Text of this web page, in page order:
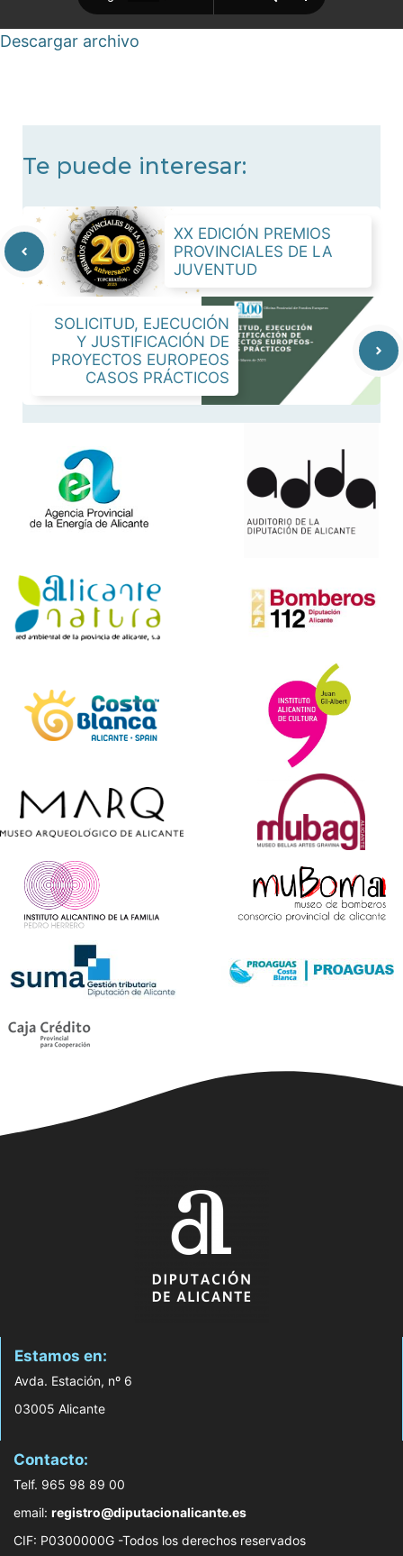
Descargar archivo
Te puede interesar:
XX EDICIÓN PREMIOS
PROVINCIALES DE LA
JUVENTUD
SOLICITUD, EJECUCIÓN
Y JUSTIFICACIÓN DE
PROYECTOS EUROPEOS
CASOS PRÁCTICOS
Estamos en:
Avda. Estación, nº 6
03005 Alicante
Contacto:
Telf. 965 98 89 00
email: registro@diputacionalicante.es
CIF: P0300000G -Todos los derechos reservados